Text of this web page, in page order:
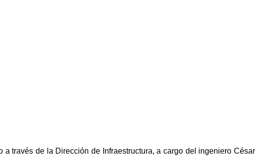
través de la Dirección de Infraestructura, a cargo del ingeniero César